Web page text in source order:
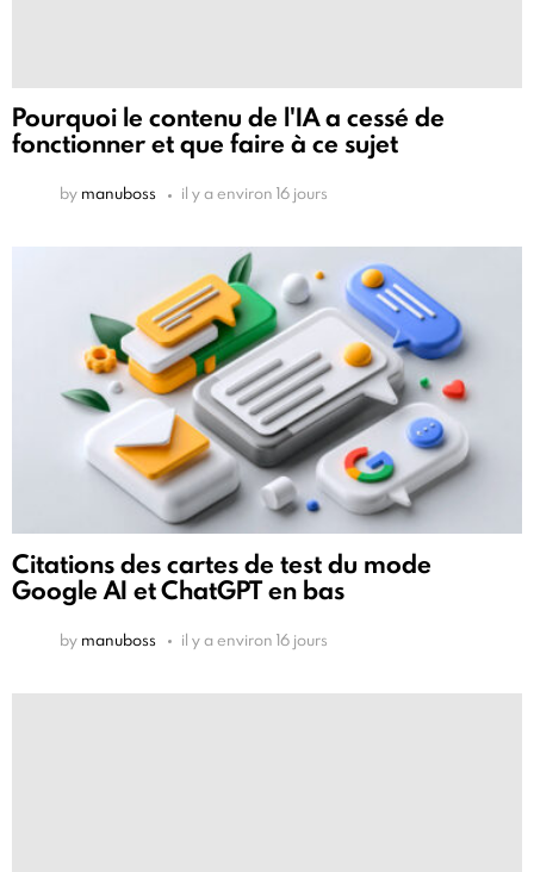
Pourquoi le contenu de l'IA a cessé de
fonctionner et que faire à ce sujet
by manuboss il y a environ 16 jours
Citations des cartes de test du mode
Google AI et ChatGPT en bas
by manuboss il y a environ 16 jours